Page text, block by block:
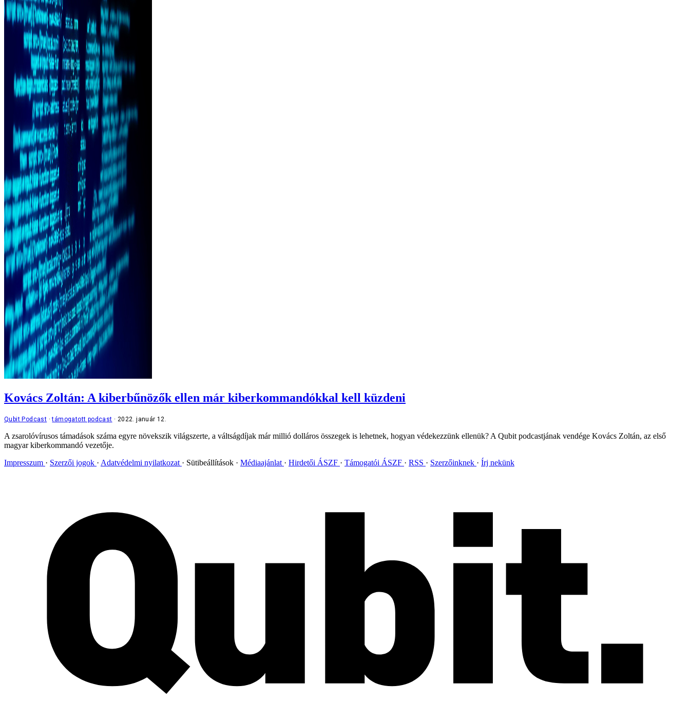
Kovács Zoltán: A kiberbűnözők ellen már kiberkommandókkal kell küzdeni
Qubit Podcast támogatott podcast 2022. január 12.
A zsarolóvírusos támadások száma egyre növekszik világszerte, a váltságdíjak már millió dolláros összegek is lehetnek, hogyan védekezzünk ellenük? A Qubit podcastjának vendége Kovács Zoltán, az első
magyar kiberkommandó vezetője.
Impresszum
Szerzői jogok Adatvédelmi nyilatkozat Sütibeállítások Médiaajánlat Hirdetői ÁSZF Támogatói ÁSZF RSS Szerzőinknek Írj nekünk